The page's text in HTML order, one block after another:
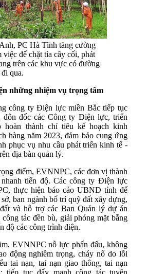
PC Hà Tĩnh tăng cường
việc để chặt tỉa cây cối, phát
trên các khu vực có đường
qua.
những nhiệm vụ trọng tâm
công ty Điện lực miền Bắc tiếp tục
đôn đốc các Công ty Điện lực, triển
hoàn thành chỉ tiêu kế hoạch kinh
hàng năm 2023, đảm bảo cung ứng
phục vụ nhu cầu phát triển kinh tế -
địa bàn quản lý.
điểm, EVNNPC, các đơn vị thành
tiến độ. Các công ty Điện lực
thực hiện báo cáo UBND tỉnh để
ban ngành bố trí quỹ đất xây dựng,
và hỗ trợ các Ban Quản lý dự án
tác đền bù, giải phóng mặt bằng
độ các công trình điện.
EVNNPC nỗ lực phấn đấu, không
động nghiêm trọng, cháy nổ do lỗi
tai nạn, tai nạn giao thông, tai nạn